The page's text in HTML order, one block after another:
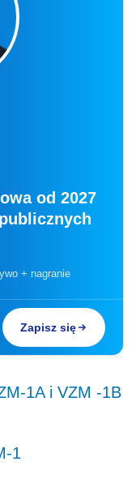
od 2027
+ nagranie
Zapisz się
1A i VZM -1B
1